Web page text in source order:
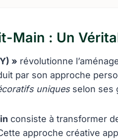
Main : Un
» révolutionne
par son approche
uniquesselon ses
consiste à transformer
approche créative